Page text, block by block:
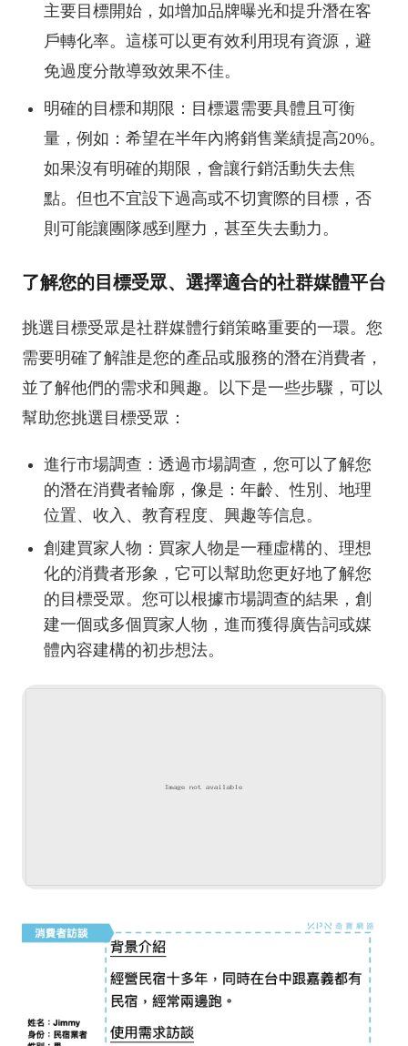
主要目標開始，如增加品牌曝光和提升潛在客
戶轉化率。這樣可以更有效利用現有資源，避
免過度分散導致效果不佳。
明確的目標和期限：目標還需要具體且可衡
量，例如：希望在半年內將銷售業績提高20%。
如果沒有明確的期限，會讓行銷活動失去焦
點。但也不宜設下過高或不切實際的目標，否
則可能讓團隊感到壓力，甚至失去動力。
了解您的目標受眾、選擇適合的社群媒體平台
挑選目標受眾是社群媒體行銷策略重要的一環。您
需要明確了解誰是您的產品或服務的潛在消費者，
並了解他們的需求和興趣。以下是一些步驟，可以
幫助您挑選目標受眾：
進行市場調查：透過市場調查，您可以了解您
的潛在消費者輪廓，像是：年齡、性別、地理
位置、收入、教育程度、興趣等信息。
創建買家人物：買家人物是一種虛構的、理想
化的消費者形象，它可以幫助您更好地了解您
的目標受眾。您可以根據市場調查的結果，創
建一個或多個買家人物，進而獲得廣告詞或媒
體內容建構的初步想法。